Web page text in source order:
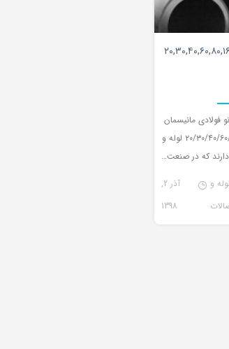
فولادی مانیسمان
در رده های ۲۰/۳۰/۴۰/۶۰/۸۰/۱۲۰/۱۶۰ لوله و
که در صنعت…
و
آذر 2,
1398